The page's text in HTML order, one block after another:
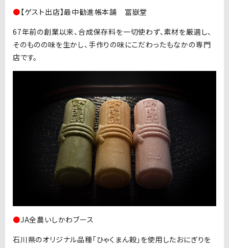
●【ゲスト出店】最中勧進帳本舗 冨嶽堂
67年前の創業以来、合成保存料を一切使わず、素材を厳選し、
そのものの味を生かし、手作りの味にこだわったもなかの専門
店です。
●JA全農いしかわブース
石川県のオリジナル品種「ひゃくまん穀」を使用したおにぎりを